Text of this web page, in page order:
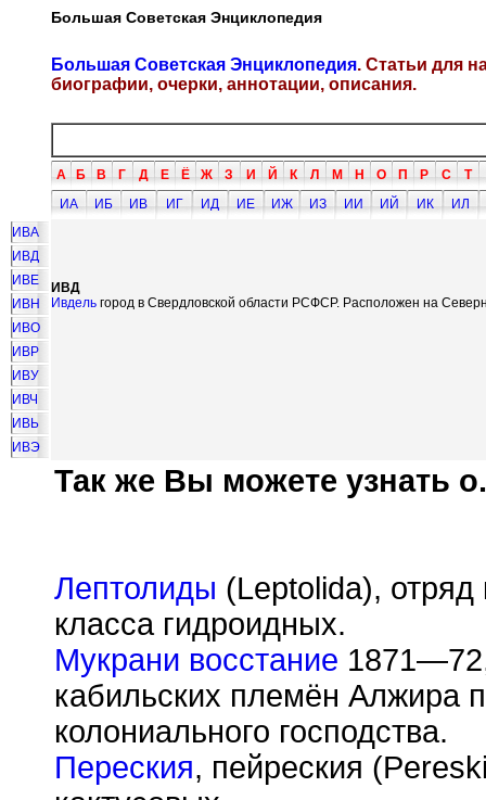
Большая Советская Энциклопедия
Большая Советская Энциклопедия. Статьи для
биографии, очерки, аннотации, описания.
А Б В Г Д Е Ё Ж З И Й К Л М Н О П Р С Т
ИА
ИБ ИВ ИГ ИД ИЕ ИЖ ИЗ ИИ ИЙ ИК
ИЛ
ИВА
ИВД
ИВЕ
ИВН
ИВО
ИВР
ИВУ
ИВЧ
ИВЬ
ИВЭ
ИВД
Ивдель город в Свердловской области РСФСР. Расположен на
Так же Вы можете узнать
Лептолиды (Leptolida),
класса гидроидных.
Мукрани восстание
кабильских племён Алжира
колониального господства.
Переския, пейреския